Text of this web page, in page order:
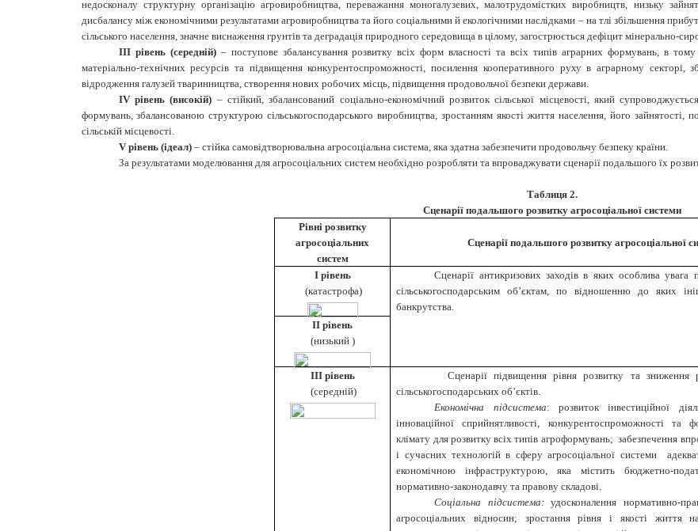
недосконалу структурну організацію агровиробництва, переважання моногалузевих, малотрудомістких виробництв, низьку
дисбалансу між економічними результатами агровиробництва та його соціальними й екологічними наслідками – на тлі збільшення
сільського населення, значне виснаження грунтів та деградація природного середовища в цілому, загострюється дефіцит мінерально-
ІІІ рівень (середній)– поступове збалансування розвитку всіх форм власності та всіх типів аграрних формувань, в
матеріально-технічних ресурсів та підвищення конкурентоспроможності, посилення кооперативного руху в аграрному секторі,
відродження галузей тваринництва, створення нових робочих місць, підвищення продовольчої безпеки держави.
IVрівень (високій) – стійкий, збалансований соціально-економічний розвиток сільської місцевості, який
формувань, збалансованою структурою сільськогосподарського виробництва, зростанням якості життя населення, його зайнятості,
сільській місцевості.
V рівень (ідеал)– стійка самовідтворювальна агросоціальна система, яка здатна забезпечити продовольчу безпеку країни.
За результатами моделювання для агросоціальних систем необхідно розробляти та впроваджувати сценарії подальшого їх
Таблиця 2.
Сценарії подальшого розвитку агросоціальної системи
Рівні розвитку
агросоціальних
систем
Сценарії подальшого розвитку агросоціальної
І рівень
(катастрофа)
Сценарії антикризових заходів в яких особлива увага
сільськогосподарським об’єктам, по відношенню до яких
банкрутства.
ІІ рівень
(низький )
ІІІ рівень
(середній)
Сценарії підвищення рівня розвитку та зниження
сільськогосподарських об’єктів.
Економічна підсистема: розвиток інвестиційної
інноваційної сприйнятливості, конкурентоспроможності та
клімату для розвитку всіх типів агроформувань; забезпечення
і сучасних технологій в сферу агросоціальної системи
економічною інфраструктурою, яка містить бюджетно-
нормативно-законодавчу та правову складові.
Соціальна підсистема:удосконалення нормативно-
агросоціальних відносин; зростання рівня і якості життя